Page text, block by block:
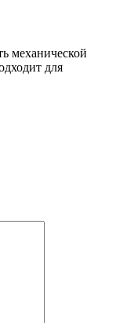
механической
для